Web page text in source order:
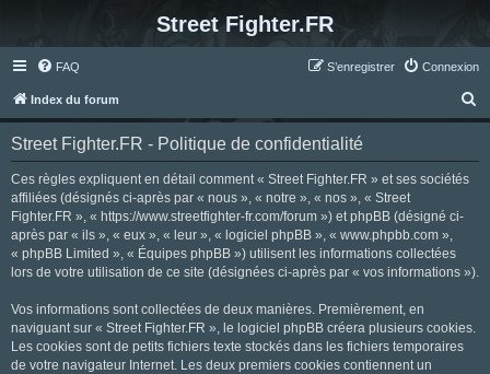
Street Fighter.FR
FAQ Connexion
S’enregistrer
Index du forum
e
Street Fighter.FR - Politique de confidentialité
Ces règles expliquent en détail comment « Street Fighter.FR » et ses sociétés
affiliées (désignés ci-après par « nous », « notre », « nos », « Street
Fighter.FR », « https://www.streetfighter-fr.com/forum ») et phpBB (désigné ci-
après par « ils », « eux », « leur », « logiciel phpBB », « www.phpbb.com »,
« phpBB Limited », « Équipes phpBB ») utilisent les informations collectées
lors de votre utilisation de ce site (désignées ci-après par « vos informations »).
Vos informations sont collectées de deux manières. Premièrement, en
naviguant sur « Street Fighter.FR », le logiciel phpBB créera plusieurs cookies.
Les cookies sont de petits fichiers texte stockés dans les fichiers temporaires
de votre navigateur Internet. Les deux premiers cookies contiennent un